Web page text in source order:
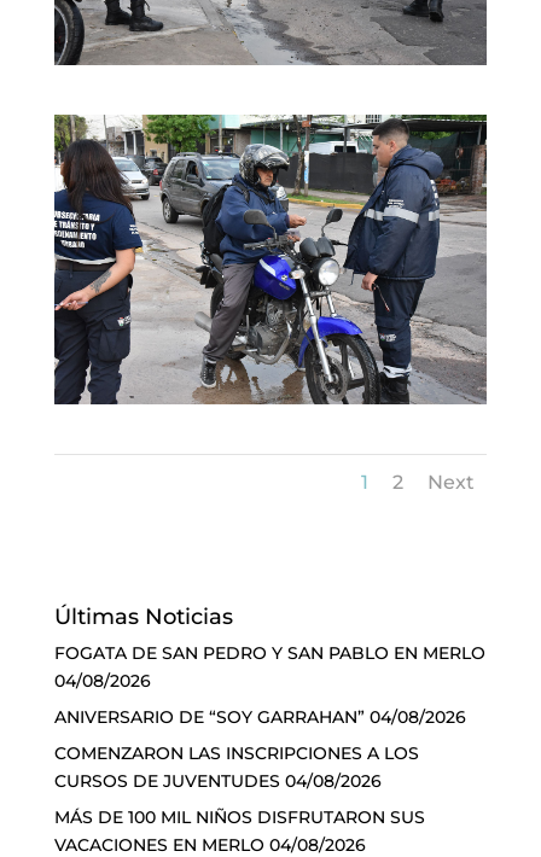
1 2 Next
Últimas Noticias
FOGATA DE SAN PEDRO Y SAN PABLO EN MERLO
04/08/2026
ANIVERSARIO DE “SOY GARRAHAN” 04/08/2026
COMENZARON LAS INSCRIPCIONES A LOS
CURSOS DE JUVENTUDES 04/08/2026
MÁS DE 100 MIL NIÑOS DISFRUTARON SUS
VACACIONES EN MERLO 04/08/2026